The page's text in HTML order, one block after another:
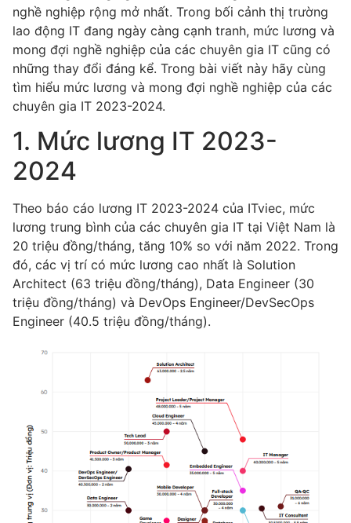
nghề nghiệp rộng mở nhất. Trong bối cảnh thị trường
lao động IT đang ngày càng cạnh tranh, mức lương và
mong đợi nghề nghiệp của các chuyên gia IT cũng có
những thay đổi đáng kể. Trong bài viết này hãy cùng
tìm hiểu mức lương và mong đợi nghề nghiệp của các
chuyên gia IT 2023-2024.
1. Mức lương IT 2023-
2024
Theo báo cáo lương IT 2023-2024 của ITviec, mức
lương trung bình của các chuyên gia IT tại Việt Nam là
20 triệu đồng/tháng, tăng 10% so với năm 2022. Trong
đó, các vị trí có mức lương cao nhất là Solution
Architect (63 triệu đồng/tháng), Data Engineer (30
triệu đồng/tháng) và DevOps Engineer/DevSecOps
Engineer (40.5 triệu đồng/tháng).